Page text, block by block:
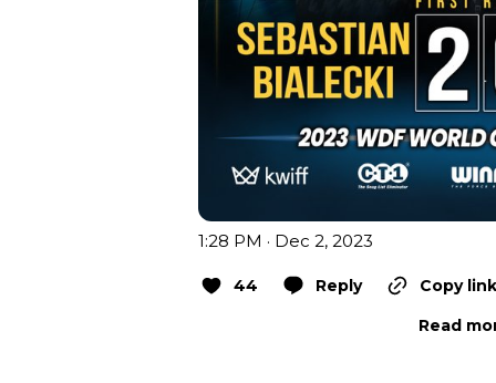
1:28 PM · Dec 2, 2023
44 Reply
Copy link
Read